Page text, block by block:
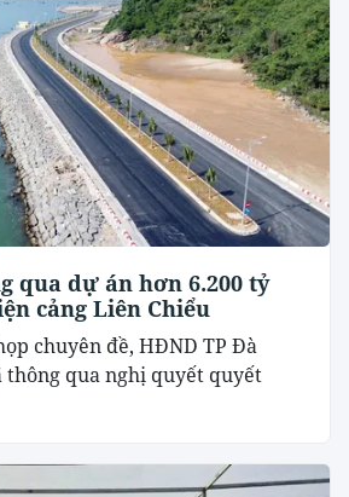
qua dự án hơn 6.200 tỷ
cảng Liên Chiểu
chuyên đề, HĐND TP Đà
thông qua nghị quyết quyết